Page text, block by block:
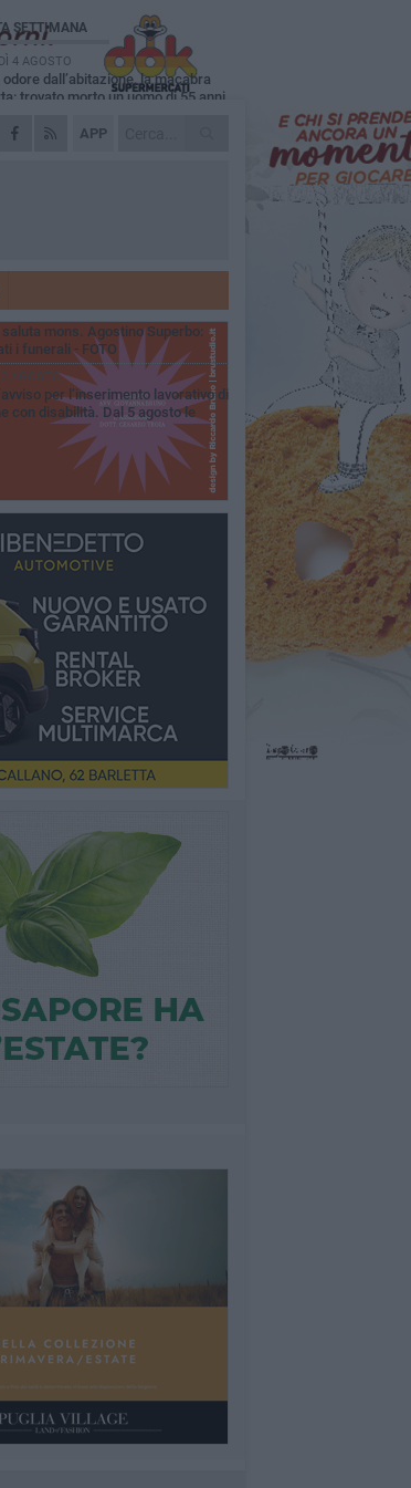
APP
SETTIMANA
4 AGOSTO
odore dall’abitazione, la macabra
trovato morto un uomo di 55 anni
1 AGOSTO
impegni. 1 strada": ad Andria
prematuramente l'avvocato
4 AGOSTO
mons. Agostino Superbo:
i funerali - FOTO
AGOSTO
per l’inserimento lavorativo di
con disabilità. Dal 5 agosto le